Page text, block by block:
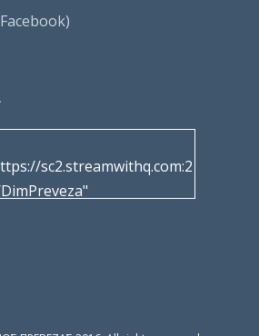
sc2.streamwithq.com:2